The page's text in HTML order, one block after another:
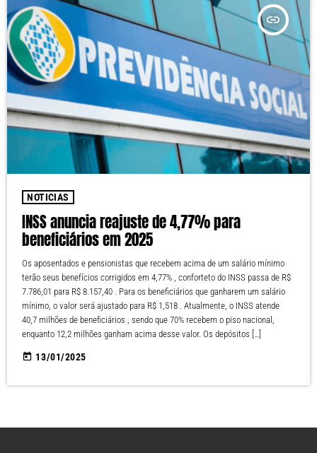
insert_link
NOTICIAS
INSS anuncia reajuste de 4,77% para
beneficiários em 2025
Os aposentados e pensionistas que recebem acima de um salário mínimo
terão seus benefícios corrigidos em 4,77% , conforteto do INSS passa de R$
7.786,01 para R$ 8.157,40 . Para os beneficiários que ganharem um salário
mínimo, o valor será ajustado para R$ 1,518 . Atualmente, o INSS atende
40,7 milhões de beneficiários , sendo que 70% recebem o piso nacional,
enquanto 12,2 milhões ganham acima desse valor. Os depósitos […]
today 13/01/2025